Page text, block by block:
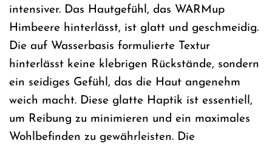
intensiver. Das Hautgefühl, das WARMup
Himbeere hinterlässt, ist glatt und geschmeidig.
Die auf Wasserbasis formulierte Textur
hinterlässt keine klebrigen Rückstände, sondern
ein seidiges Gefühl, das die Haut angenehm
weich macht. Diese glatte Haptik ist essentiell,
um Reibung zu minimieren und ein maximales
Wohlbefinden zu gewährleisten. Die